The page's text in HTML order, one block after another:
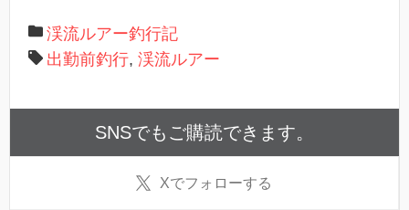
渓流ルアー釣行記
出勤前釣行, 渓流ルアー
SNSでもご購読できます。
Xでフォローする